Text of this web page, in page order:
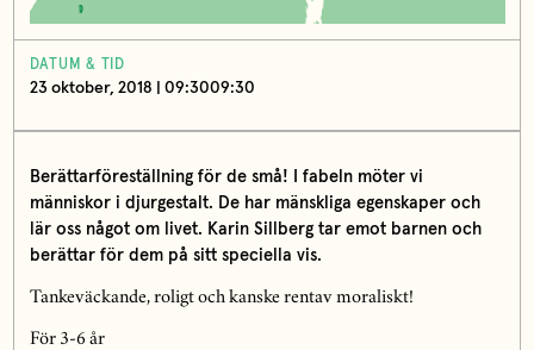
DATUM & TID
23 oktober, 2018 | 09:3009:30
Berättarföreställning för de små! I fabeln möter vi
människor i djurgestalt. De har mänskliga egenskaper och
lär oss något om livet. Karin Sillberg tar emot barnen och
berättar för dem på sitt speciella vis.
Tankeväckande, roligt och kanske rentav moraliskt!
För 3-6 år